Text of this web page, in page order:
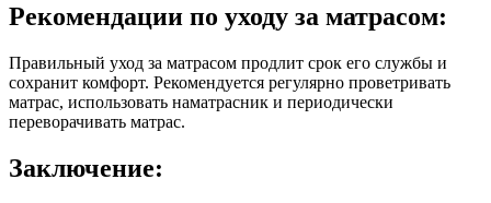
Рекомендации по уходу за матрасом:
Правильный уход за матрасом продлит срок его службы и
сохранит комфорт. Рекомендуется регулярно проветривать
матрас, использовать наматрасник и периодически
переворачивать матрас.
Заключение: